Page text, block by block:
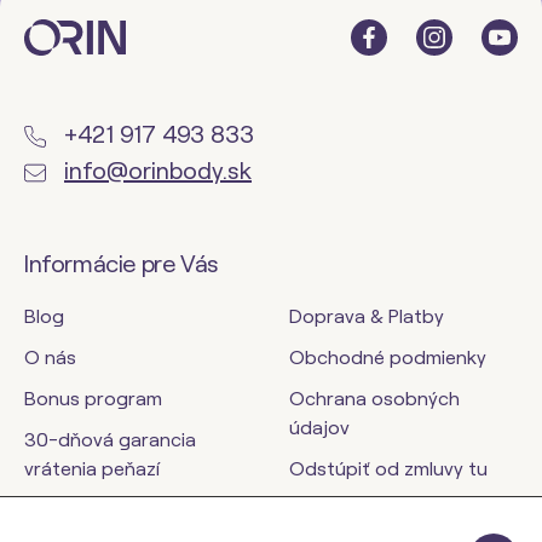
+421 917 493 833
info@orinbody.sk
Informácie pre Vás
Blog
O nás
Bonus program
30-dňová garancia
vrátenia peňazí
Doprava & Platby
Obchodné podmienky
Ochrana osobných
údajov
Odstúpiť od zmluvy tu